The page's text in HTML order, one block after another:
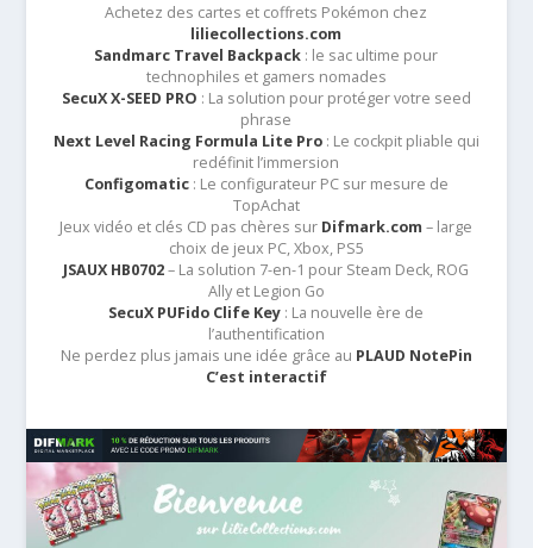
Achetez des cartes et coffrets Pokémon chez
liliecollections.com
Sandmarc Travel Backpack : le sac ultime pour
technophiles et gamers nomades
SecuX X-SEED PRO : La solution pour protéger votre seed
phrase
Next Level Racing Formula Lite Pro: Le cockpit pliable qui
redéfinit l’immersion
Configomatic: Le configurateur PC sur mesure de
TopAchat
Jeux vidéo et clés CD pas chères sur Difmark.com – large
choix de jeux PC, Xbox, PS5
JSAUX HB0702– La solution 7-en-1 pour Steam Deck, ROG
Ally et Legion Go
SecuX PUFido Clife Key : La nouvelle ère de
l’authentification
Ne perdez plus jamais une idée grâce au PLAUD NotePin
C’est interactif